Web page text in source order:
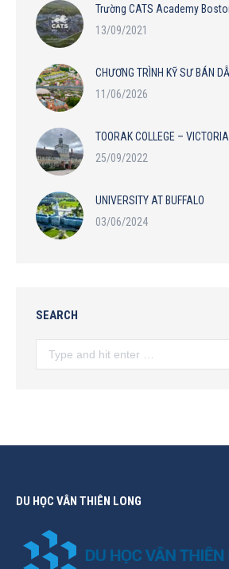
Trường CATS Academy
13/09/2021
CHƯƠNG TRÌNH KỸ SƯ BÁN
11/06/2026
TOORAK COLLEGE – VICTORIA
25/09/2022
UNIVERSITY AT BUFFALO
03/06/2024
SEARCH
DU HỌC VÂN THIÊN LONG